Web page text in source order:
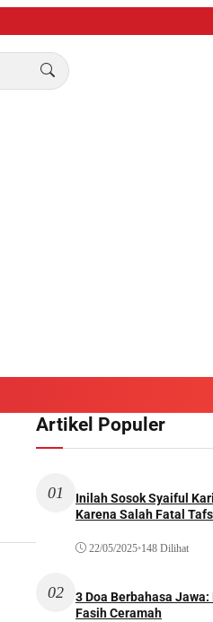
Artikel Populer
01
Inilah Sosok Syaiful
Karena Salah Fatal
22/05/2025•148 Dilihat
02
3 Doa Berbahasa
Fasih Ceramah